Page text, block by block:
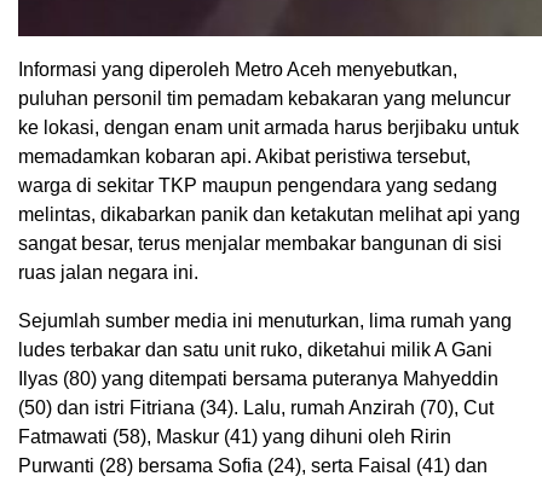
Informasi yang diperoleh Metro Aceh menyebutkan,
puluhan personil tim pemadam kebakaran yang meluncur
ke lokasi, dengan enam unit armada harus berjibaku untuk
memadamkan kobaran api. Akibat peristiwa tersebut,
warga di sekitar TKP maupun pengendara yang sedang
melintas, dikabarkan panik dan ketakutan melihat api yang
sangat besar, terus menjalar membakar bangunan di sisi
ruas jalan negara ini.
Sejumlah sumber media ini menuturkan, lima rumah yang
ludes terbakar dan satu unit ruko, diketahui milik A Gani
Ilyas (80) yang ditempati bersama puteranya Mahyeddin
(50) dan istri Fitriana (34). Lalu, rumah Anzirah (70), Cut
Fatmawati (58), Maskur (41) yang dihuni oleh Ririn
Purwanti (28) bersama Sofia (24), serta Faisal (41) dan